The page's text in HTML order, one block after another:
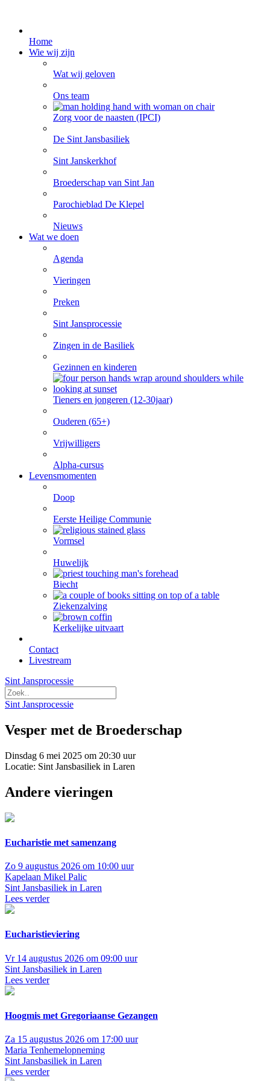
Home
Wie wij zijn
Wat wij geloven
Ons team
Zorg voor de naasten (IPCI)
De Sint Jansbasiliek
Sint Janskerkhof
Broederschap van Sint Jan
Parochieblad De Klepel
Nieuws
Wat we doen
Agenda
Vieringen
Preken
Sint Jansprocessie
Zingen in de Basiliek
Gezinnen en kinderen
Tieners en jongeren (12-30jaar)
Ouderen (65+)
Vrijwilligers
Alpha-cursus
Levensmomenten
Doop
Eerste Heilige Communie
Vormsel
Huwelijk
Biecht
Ziekenzalving
Kerkelijke uitvaart
Contact
Livestream
Sint Jansprocessie
Sint Jansprocessie
Vesper met de Broederschap
Dinsdag 6 mei 2025 om 20:30 uur
Locatie: Sint Jansbasiliek in Laren
Andere vieringen
Eucharistie met samenzang
Zo 9 augustus 2026 om 10:00 uur
Kapelaan Mikel Palic
Sint Jansbasiliek in Laren
Lees verder
Eucharistieviering
Vr 14 augustus 2026 om 09:00 uur
Sint Jansbasiliek in Laren
Lees verder
Hoogmis met Gregoriaanse Gezangen
Za 15 augustus 2026 om 17:00 uur
Maria Tenhemelopneming
Sint Jansbasiliek in Laren
Lees verder